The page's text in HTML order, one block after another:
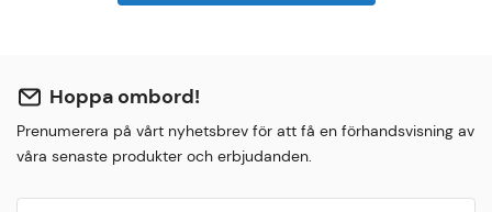
Hoppa ombord!
Prenumerera på vårt nyhetsbrev för att få en förhandsvisning av
våra senaste produkter och erbjudanden.